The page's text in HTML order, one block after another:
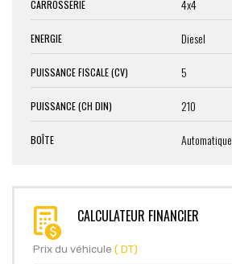
CARROSSERIE 4x4
ENERGIE Diesel
PUISSANCE FISCALE (CV) 5
PUISSANCE (CH DIN) 210
BOÎTE Automatique
CALCULATEUR FINANCIER
Prix du véhicule ( DT)